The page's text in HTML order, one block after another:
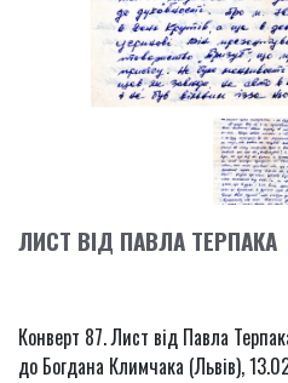
ЛИСТ ВІД ПАВЛА ТЕРПАКА
Конверт 87. Лист від Павла
до Богдана Климчака (Львів),